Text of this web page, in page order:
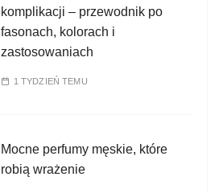
komplikacji – przewodnik po
fasonach, kolorach i
zastosowaniach
1 TYDZIEŃ TEMU
Mocne perfumy męskie, które
robią wrażenie